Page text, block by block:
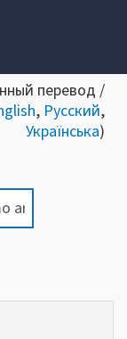
перевод /
, Русский,
Українська)